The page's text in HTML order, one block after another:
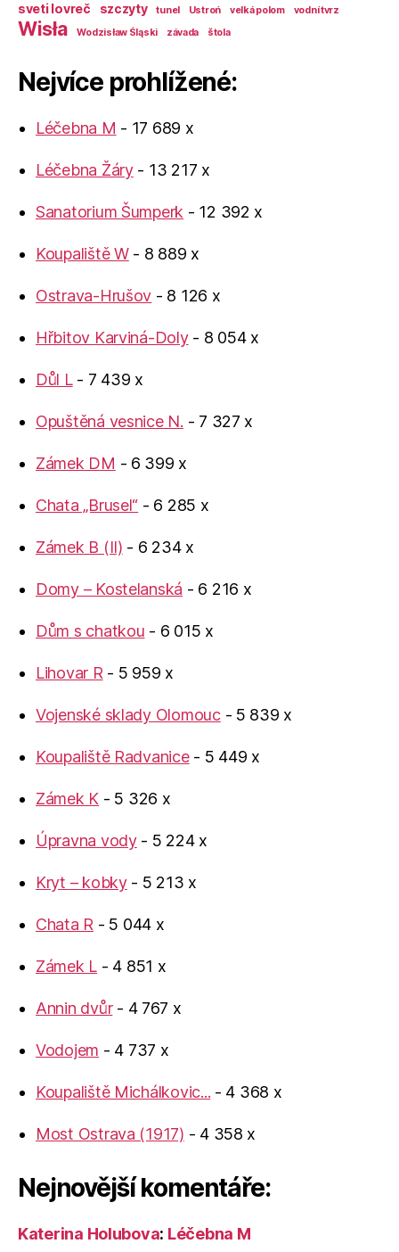
sveti lovreč szczyty tunel Ustroń velká polom vodní tvrz
Wisła Wodzisław Śląski závada štola
Nejvíce prohlížené:
Léčebna M - 17 689 x
Léčebna Žáry- 13 217 x
Sanatorium Šumperk - 12 392 x
Koupaliště W- 8 889 x
Ostrava-Hrušov - 8 126 x
Hřbitov Karviná-Doly- 8 054 x
Důl L- 7 439 x
Opuštěná vesnice N. - 7 327 x
Zámek DM - 6 399 x
Chata „Brusel“ - 6 285 x
Zámek B (II) - 6 234 x
Domy – Kostelanská - 6 216 x
Dům s chatkou - 6 015 x
Lihovar R - 5 959 x
Vojenské sklady Olomouc- 5 839 x
Koupaliště Radvanice- 5 449 x
Zámek K - 5 326 x
Úpravna vody- 5 224 x
Kryt – kobky- 5 213 x
Chata R - 5 044 x
Zámek L - 4 851 x
Annin dvůr- 4 767 x
Vodojem - 4 737 x
Koupaliště Michálkovic... - 4 368 x
Most Ostrava (1917) - 4 358 x
Nejnovější komentáře:
Katerina Holubova: Léčebna M